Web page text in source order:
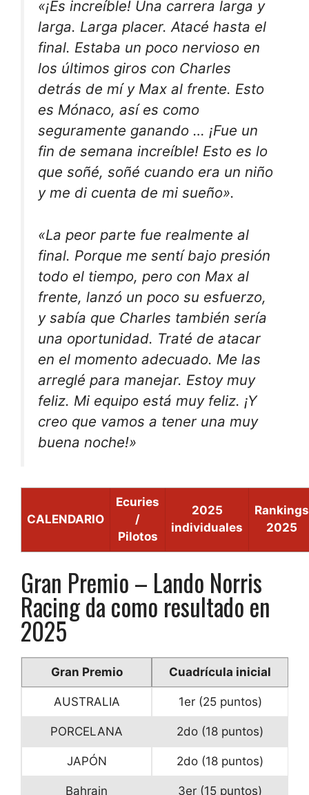
«¡Es increíble! Una carrera larga y
larga. Larga placer. Atacé hasta el
final. Estaba un poco nervioso en
los últimos giros con Charles
detrás de mí y Max al frente. Esto
es Mónaco, así es como
seguramente ganando … ¡Fue un
fin de semana increíble! Esto es lo
que soñé, soñé cuando era un niño
y me di cuenta de mi sueño».
«La peor parte fue realmente al
final. Porque me sentí bajo presión
todo el tiempo, pero con Max al
frente, lanzó un poco su esfuerzo,
y sabía que Charles también sería
una oportunidad. Traté de atacar
en el momento adecuado. Me las
arreglé para manejar. Estoy muy
feliz. Mi equipo está muy feliz. ¡Y
creo que vamos a tener una muy
buena noche!»
CALENDARIO
Ecuries
/
Pilotos
2025
individuales
Rankings
2025
Gran Premio – Lando Norris
Racing da como resultado en
2025
Gran Premio Cuadrícula inicial
AUSTRALIA 1er (25 puntos)
PORCELANA 2do (18 puntos)
JAPÓN 2do (18 puntos)
Bahrain 3er (15 puntos)